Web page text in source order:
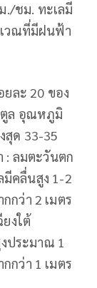
./ชม. ทะเลมี
วณที่มีฝนฟ้า
ละ 20 ของ
ตูล อุณหภูมิ
สุด 33-35
: ลมตะวันตก
มีคลื่นสูง 1-2
กว่า 2 เมตร
งใต้
ประมาณ 1
กว่า 1 เมตร